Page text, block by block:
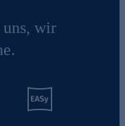
wir